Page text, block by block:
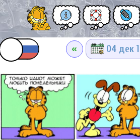
« 04 дек